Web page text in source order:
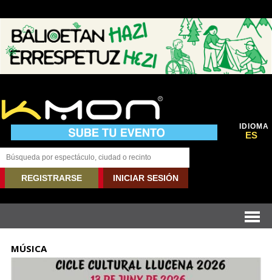
IDIOMA
ES
REGISTRARSE INICIAR SESIÓN
MÚSICA